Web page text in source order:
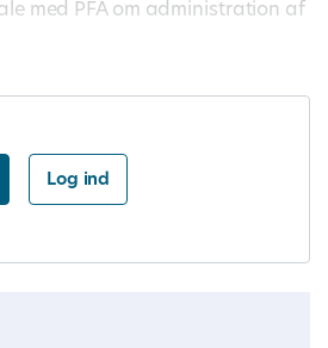
med PFA om administration af
Log ind